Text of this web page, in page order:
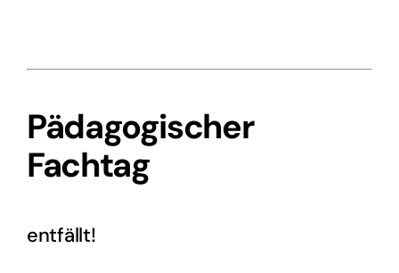
Pädagogischer
Fachtag
entfällt!